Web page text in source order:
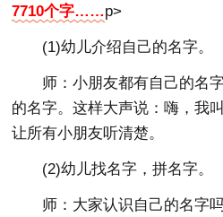
7710个字……p>
(1)幼儿介绍自己的名字。
师：小朋友都有自己的名
的名字。这样大声说：嗨，我
让所有小朋友听清楚。
(2)幼儿找名字，拼名字。
师：大家认识自己的名字